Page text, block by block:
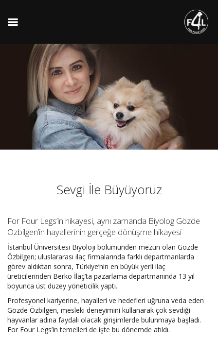
Sevgi İle Büyüyoruz
For Four Legs’in hikayesi, aynı zamanda Biyolog Gözde
Özbilgen’in hayallerinin gerçeğe dönüşme hikayesi
İstanbul Üniversitesi Biyoloji bölümünden mezun olan Gözde
Özbilgen; uluslararası ilaç firmalarında farklı departmanlarda
görev aldıktan sonra, Türkiye’nin en büyük yerli ilaç
üreticilerinden Berko İlaç’ta pazarlama departmanında 13 yıl
boyunca üst düzey yöneticilik yaptı.
Profesyonel kariyerine, hayalleri ve hedefleri uğruna veda eden
Gözde Özbilgen, mesleki deneyimini kullanarak çok sevdiği
hayvanlar adına faydalı olacak girişimlerde bulunmaya başladı.
For Four Legs’in temelleri de işte bu dönemde atıldı.